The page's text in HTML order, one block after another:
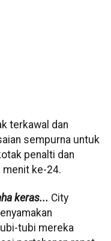
terkawal dan
sempurna untuk
penalti dan
menit ke-24.
keras... City
tubi mereka